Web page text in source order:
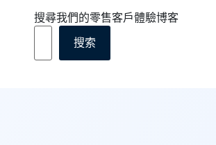
搜尋我們的零售客戶體驗博客
搜索